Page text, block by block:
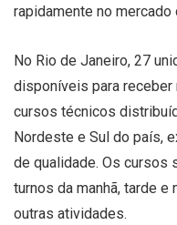
rapidamente no mercado
No Rio de Janeiro, 27
disponíveis para receber
cursos técnicos
Nordeste e Sul do país,
de qualidade. Os
turnos da manhã, tarde
outras atividades.